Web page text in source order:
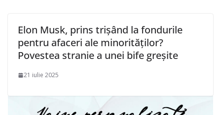
Elon Musk, prins trișând la fondurile
pentru afaceri ale minorităților?
Povestea stranie a unei bife greșite
21 iulie 2025